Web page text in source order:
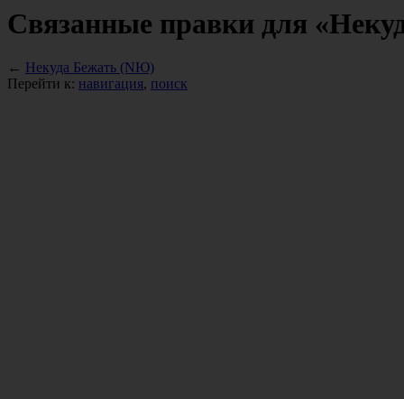
Связанные правки для
← Некуда Бежать (NЮ)
Перейти к: навигация, поиск